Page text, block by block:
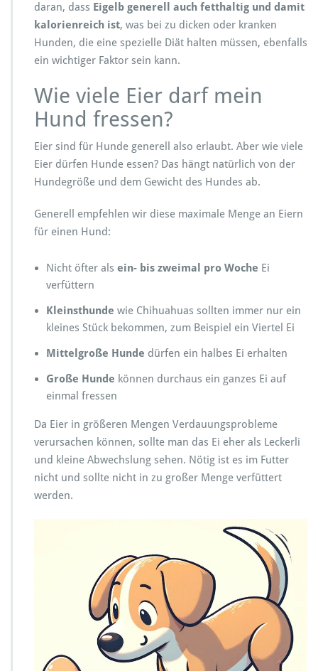
daran, dass Eigelb generell auch fetthaltig und damit
kalorienreich ist, was bei zu dicken oder kranken
Hunden, die eine spezielle Diät halten müssen, ebenfalls
ein wichtiger Faktor sein kann.
Wie viele Eier darf mein
Hund fressen?
Eier sind für Hunde generell also erlaubt. Aber wie viele
Eier dürfen Hunde essen? Das hängt natürlich von der
Hundegröße und dem Gewicht des Hundes ab.
Generell empfehlen wir diese maximale Menge an Eiern
für einen Hund:
Nicht öfter als ein- bis zweimal pro Woche Ei
verfüttern
Kleinsthunde wie Chihuahuas sollten immer nur ein
kleines Stück bekommen, zum Beispiel ein Viertel Ei
Mittelgroße Hunde dürfen ein halbes Ei erhalten
Große Hunde können durchaus ein ganzes Ei auf
einmal fressen
Da Eier in größeren Mengen Verdauungsprobleme
verursachen können, sollte man das Ei eher als Leckerli
und kleine Abwechslung sehen. Nötig ist es im Futter
nicht und sollte nicht in zu großer Menge verfüttert
werden.